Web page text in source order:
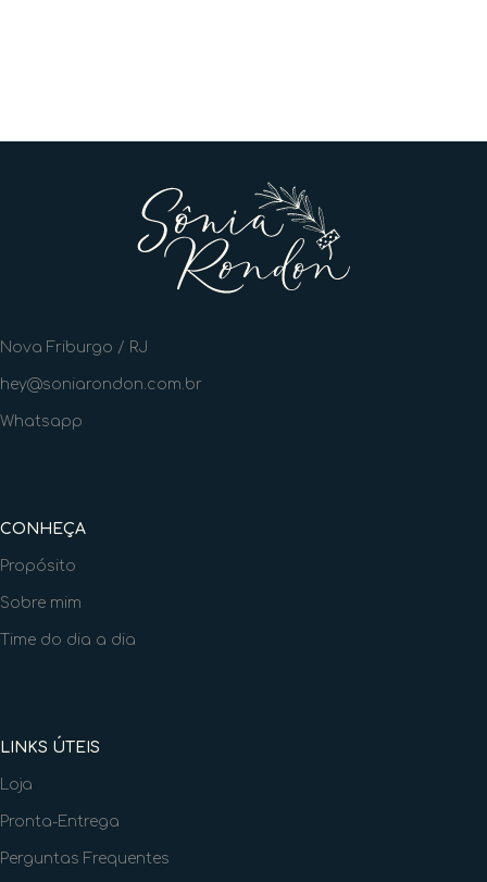
Nova Friburgo / RJ
hey@soniarondon.com.br
Whatsapp
CONHEÇA
Propósito
Sobre mim
Time do dia a dia
LINKS ÚTEIS
Loja
Pronta-Entrega
Perguntas Frequentes